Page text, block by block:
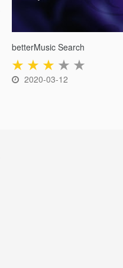
betterMusic Search
★ ★ ★ ★ ★
2020-03-12